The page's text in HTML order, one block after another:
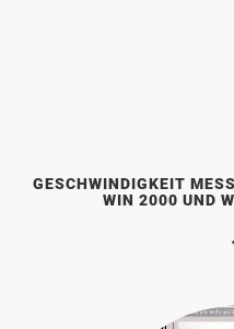
GESCHWINDIGKEIT
WIN 2000 UND